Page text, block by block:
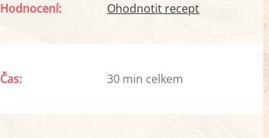
Hodnocení: Ohodnotit recept
Čas: 30 min celkem